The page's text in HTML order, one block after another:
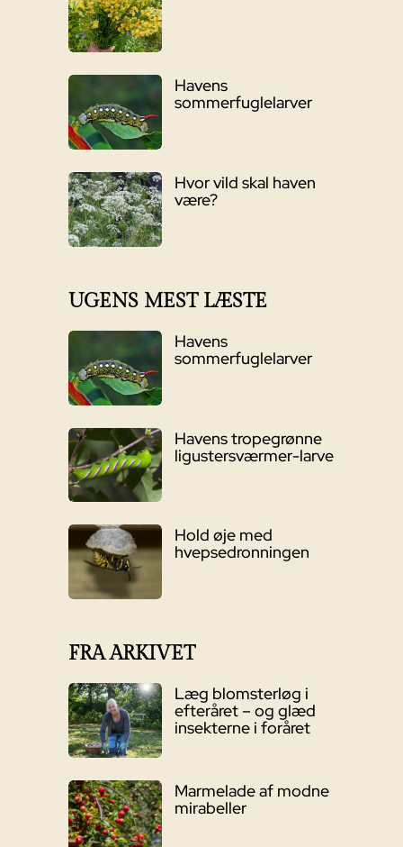
Havens
sommerfuglelarver
Hvor vild skal haven
være?
UGENS MEST LÆSTE
Havens
sommerfuglelarver
Havens tropegrønne
ligustersværmer-larve
Hold øje med
hvepsedronningen
FRA ARKIVET
Læg blomsterløg i
efteråret – og glæd
insekterne i foråret
Marmelade af modne
mirabeller